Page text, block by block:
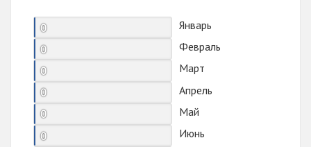
0
Январь
0
Февраль
0
Март
0
Апрель
0
Май
0
Июнь